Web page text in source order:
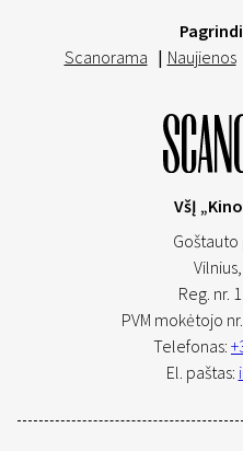
Scanorama | Naujienos
VšĮ
Goštauto
Vilnius,
Reg. nr.
PVM mokėtojo
Telefonas:
El. paštas: